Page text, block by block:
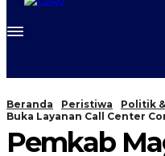
Beranda Peristiwa Politik
Buka Layanan Call Center
Pemkab